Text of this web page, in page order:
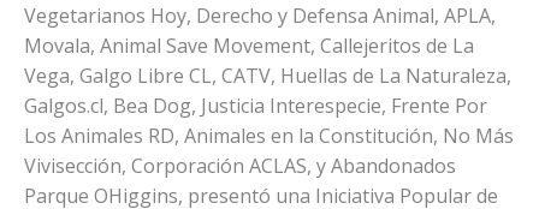
Vegetarianos Hoy, Derecho y Defensa Animal, APLA,
Movala, Animal Save Movement, Callejeritos de La
Vega, Galgo Libre CL, CATV, Huellas de La Naturaleza,
Galgos.cl, Bea Dog, Justicia Interespecie, Frente Por
Los Animales RD, Animales en la Constitución, No Más
Vivisección, Corporación ACLAS, y Abandonados
Parque OHiggins, presentó una Iniciativa Popular de